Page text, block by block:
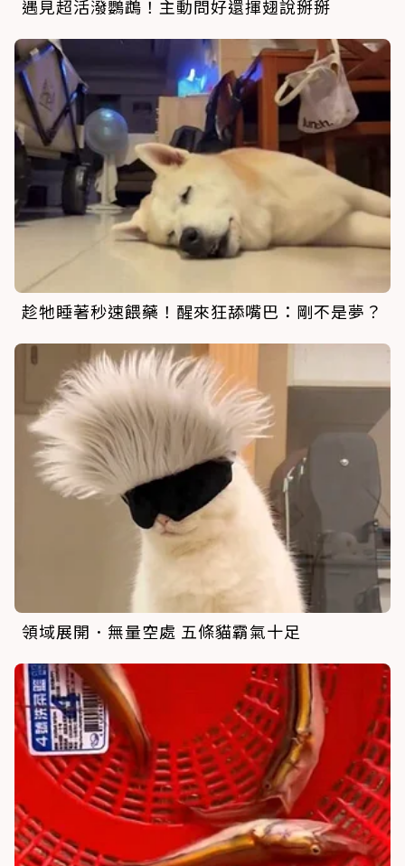
遇見超活潑鸚鵡！主動問好還揮翅說掰掰
趁牠睡著秒速餵藥！醒來狂舔嘴巴：剛不是夢？
領域展開．無量空處 五條貓霸氣十足